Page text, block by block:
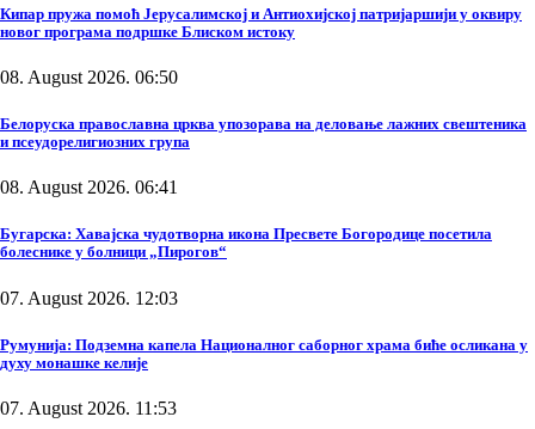
Кипар пружа помоћ Јерусалимској и Антиохијској патријаршији у оквиру
новог програма подршке Блиском истоку
08. August 2026. 06:50
Белоруска православна црква упозорава на деловање лажних свештеника
и псеудорелигиозних група
08. August 2026. 06:41
Бугарска: Хавајска чудотворна икона Пресвете Богородице посетила
болеснике у болници „Пирогов“
07. August 2026. 12:03
Румунија: Подземна капела Националног саборног храма биће осликана у
духу монашке келије
07. August 2026. 11:53